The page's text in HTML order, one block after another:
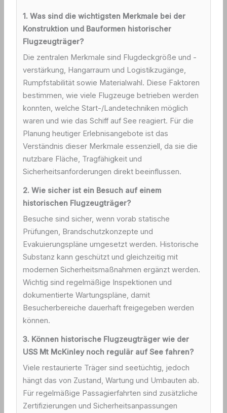
1. Was sind die wichtigsten Merkmale bei der
Konstruktion und Bauformen historischer
Flugzeugträger?
Die zentralen Merkmale sind Flugdeckgröße und -
verstärkung, Hangarraum und Logistikzugänge,
Rumpfstabilität sowie Materialwahl. Diese Faktoren
bestimmen, wie viele Flugzeuge betrieben werden
konnten, welche Start-/Landetechniken möglich
waren und wie das Schiff auf See reagiert. Für die
Planung heutiger Erlebnisangebote ist das
Verständnis dieser Merkmale essenziell, da sie die
nutzbare Fläche, Tragfähigkeit und
Sicherheitsanforderungen direkt beeinflussen.
2. Wie sicher ist ein Besuch auf einem
historischen Flugzeugträger?
Besuche sind sicher, wenn vorab statische
Prüfungen, Brandschutzkonzepte und
Evakuierungspläne umgesetzt werden. Historische
Substanz kann geschützt und gleichzeitig mit
modernen Sicherheitsmaßnahmen ergänzt werden.
Wichtig sind regelmäßige Inspektionen und
dokumentierte Wartungspläne, damit
Besucherbereiche dauerhaft freigegeben werden
können.
3. Können historische Flugzeugträger wie der
USS Mt McKinley noch regulär auf See fahren?
Viele restaurierte Träger sind seetüchtig, jedoch
hängt das von Zustand, Wartung und Umbauten ab.
Für regelmäßige Passagierfahrten sind zusätzliche
Zertifizierungen und Sicherheitsanpassungen